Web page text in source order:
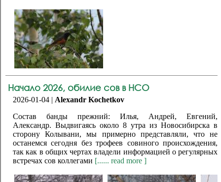
Начало 2026, обилие сов в НСО
2026-01-04 | Alexandr Kochetkov
Состав банды прежний: Илья, Андрей, Евгений,
Александр. Выдвигаясь около 8 утра из Новосибирска в
сторону Колывани, мы примерно представляли, что не
останемся сегодня без трофеев совиного происхождения,
так как в общих чертах владели информацией о регулярных
встречах сов коллегами [...... read more ]